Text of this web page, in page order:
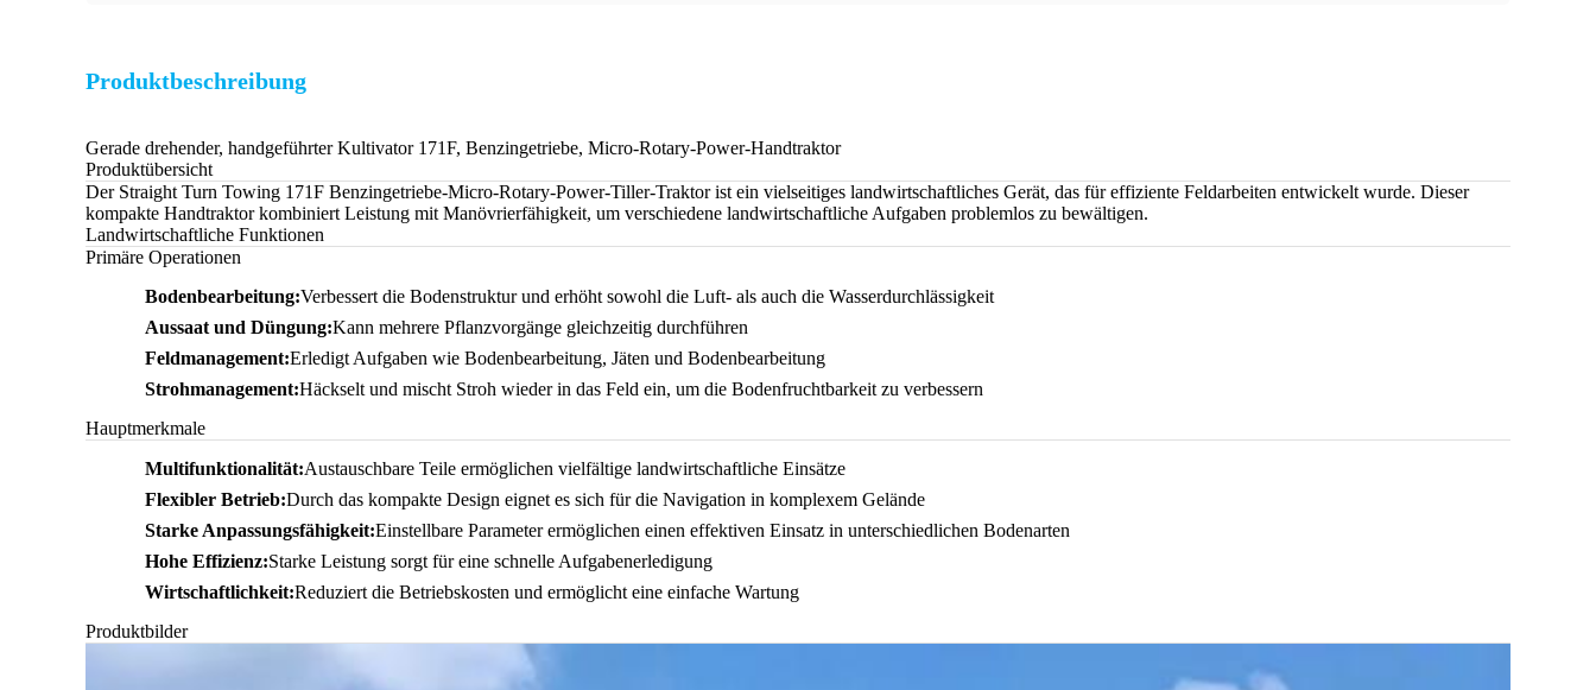
Produktbeschreibung
Gerade drehender, handgeführter Kultivator 171F, Benzingetriebe, Micro-Rotary-Power-Handtraktor
Produktübersicht
Der Straight Turn Towing 171F Benzingetriebe-Micro-Rotary-Power-Tiller-Traktor ist ein vielseitiges landwirtschaftliches Gerät, das für effiziente Feldarbeiten entwickelt wurde. Dieser
kompakte Handtraktor kombiniert Leistung mit Manövrierfähigkeit, um verschiedene landwirtschaftliche Aufgaben problemlos zu bewältigen.
Landwirtschaftliche Funktionen
Primäre Operationen
Bodenbearbeitung:Verbessert die Bodenstruktur und erhöht sowohl die Luft- als auch die Wasserdurchlässigkeit
Aussaat und Düngung:Kann mehrere Pflanzvorgänge gleichzeitig durchführen
Feldmanagement:Erledigt Aufgaben wie Bodenbearbeitung, Jäten und Bodenbearbeitung
Strohmanagement:Häckselt und mischt Stroh wieder in das Feld ein, um die Bodenfruchtbarkeit zu verbessern
Hauptmerkmale
Multifunktionalität:Austauschbare Teile ermöglichen vielfältige landwirtschaftliche Einsätze
Flexibler Betrieb:Durch das kompakte Design eignet es sich für die Navigation in komplexem Gelände
Starke Anpassungsfähigkeit:Einstellbare Parameter ermöglichen einen effektiven Einsatz in unterschiedlichen Bodenarten
Hohe Effizienz:Starke Leistung sorgt für eine schnelle Aufgabenerledigung
Wirtschaftlichkeit:Reduziert die Betriebskosten und ermöglicht eine einfache Wartung
Produktbilder